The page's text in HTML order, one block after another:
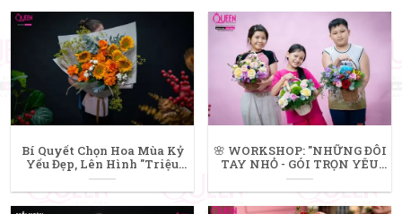
Bí Quyết Chọn Hoa Mùa Kỷ
Yếu Đẹp, Lên Hình "Triệu
Like" Cho Nam Và Nữ
​🌸 WORKSHOP: "NHỮNG ĐÔI
TAY NHỎ - GÓI TRỌN YÊU
THƯƠNG" 🌸